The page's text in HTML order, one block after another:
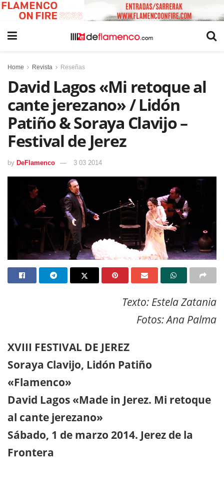
Home Revista Reseñas
David Lagos «Mi retoque al
cante jerezano» / Lidón
Patiño & Soraya Clavijo –
Festival de Jerez
by DeFlamenco 3 03 2014
Texto: Estela Zatania
Fotos: Ana Palma
XVIII FESTIVAL DE JEREZ
Soraya Clavijo, Lidón Patiño
«Flamenco»
David Lagos «Made in Jerez. Mi retoque
al cante jerezano»
Sábado, 1 de marzo 2014. Jerez de la
Frontera